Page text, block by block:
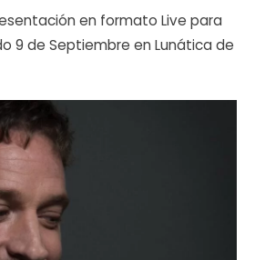
en formato Live para
9 de Septiembre en Lunática de